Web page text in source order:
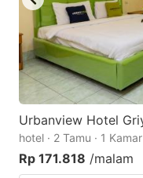
Urbanview Hotel
hotel · 2 Tamu · 1
Rp 171.818 /malam